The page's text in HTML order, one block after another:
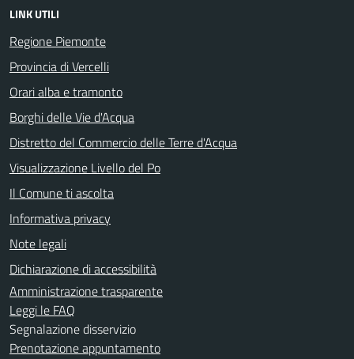
LINK UTILI
Regione Piemonte
Provincia di Vercelli
Orari alba e tramonto
Borghi delle Vie d'Acqua
Distretto del Commercio delle Terre d'Acqua
Visualizzazione Livello del Po
Il Comune ti ascolta
Informativa privacy
Note legali
Dichiarazione di accessibilità
Amministrazione trasparente
Leggi le FAQ
Segnalazione disservizio
Prenotazione appuntamento